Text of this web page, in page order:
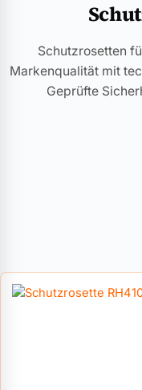
Schutzrosetten
Markenqualität mit
Geprüfte